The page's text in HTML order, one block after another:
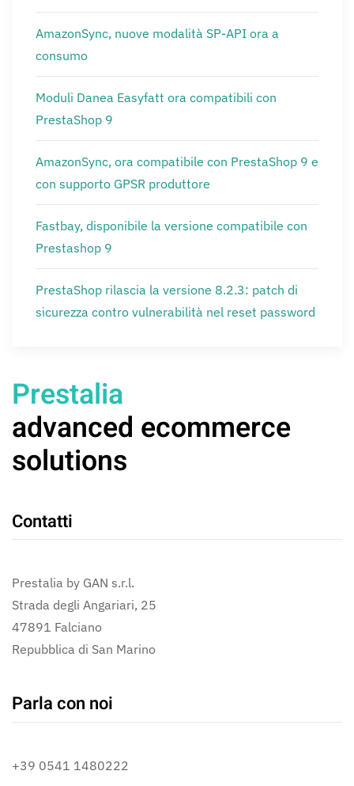
AmazonSync, nuove modalità SP-API ora a
consumo
Moduli Danea Easyfatt ora compatibili con
PrestaShop 9
AmazonSync, ora compatibile con PrestaShop 9 e
con supporto GPSR produttore
Fastbay, disponibile la versione compatibile con
Prestashop 9
PrestaShop rilascia la versione 8.2.3: patch di
sicurezza contro vulnerabilità nel reset password
Prestalia
advanced ecommerce
solutions
Contatti
Prestalia by GAN s.r.l.
Strada degli Angariari, 25
47891 Falciano
Repubblica di San Marino
Parla con noi
+39 0541 1480222